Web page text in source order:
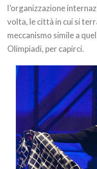
l’organizzazione
volta, le città in cui si
meccanismo simile a
Olimpiadi, per capirci.